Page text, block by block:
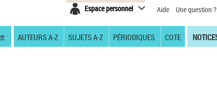
Espace personnel Aide Une question ?
AUTEURS A-Z SUJETS A-Z PÉRIODIQUES COTE